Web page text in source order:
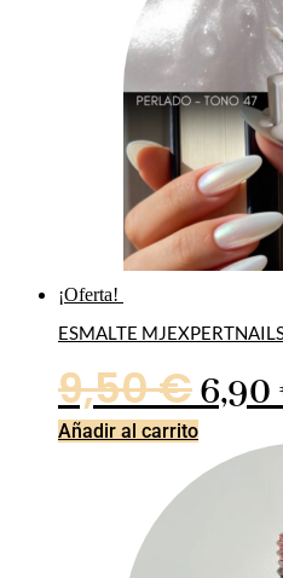
¡Oferta!
ESMALTE
9,50€El
6,90
Añadir al carrito